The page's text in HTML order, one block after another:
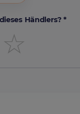
Händlers? *
☆